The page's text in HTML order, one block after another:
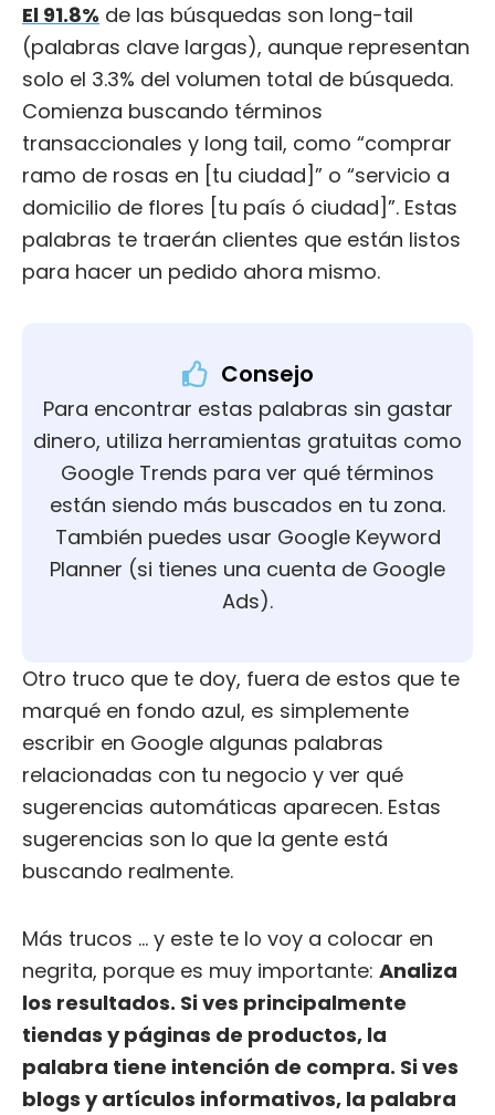
El 91.8% de las búsquedas son long-tail
(palabras clave largas), aunque representan
solo el 3.3% del volumen total de búsqueda.
Comienza buscando términos
transaccionales y long tail, como “comprar
ramo de rosas en [tu ciudad]” o “servicio a
domicilio de flores [tu país ó ciudad]”. Estas
palabras te traerán clientes que están listos
para hacer un pedido ahora mismo.
Consejo
Para encontrar estas palabras sin gastar
dinero, utiliza herramientas gratuitas como
Google Trends para ver qué términos
están siendo más buscados en tu zona.
También puedes usar Google Keyword
Planner (si tienes una cuenta de Google
Ads).
Otro truco que te doy, fuera de estos que te
marqué en fondo azul, es simplemente
escribir en Google algunas palabras
relacionadas con tu negocio y ver qué
sugerencias automáticas aparecen. Estas
sugerencias son lo que la gente está
buscando realmente.
Más trucos … y este te lo voy a colocar en
negrita, porque es muy importante: Analiza
los resultados. Si ves principalmente
tiendas y páginas de productos, la
palabra tiene intención de compra. Si ves
blogs y artículos informativos, la palabra